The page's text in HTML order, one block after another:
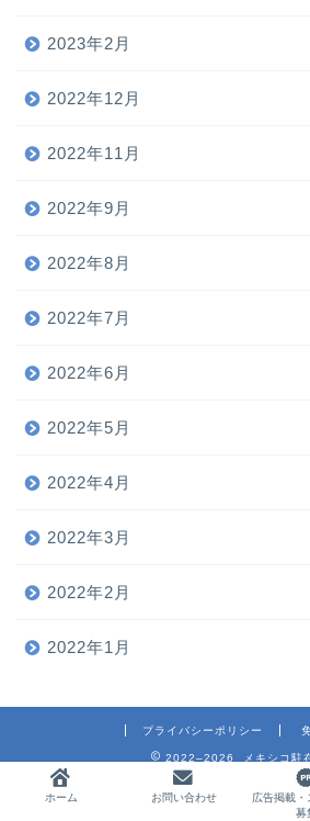
2023年2月
2022年12月
2022年11月
2022年9月
2022年8月
2022年7月
2022年6月
2022年5月
2022年4月
2022年3月
2022年2月
2022年1月
プライバシーポリシー
2022–2026 メキシコ駐
ホーム お問い合わせ
広告掲載・
募